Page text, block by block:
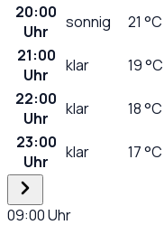
20:00
Uhr
sonnig 21 °C
21:00
Uhr
klar 19°C
22:00
Uhr
klar 18°C
23:00
Uhr
klar 17°C
09:00Uhr